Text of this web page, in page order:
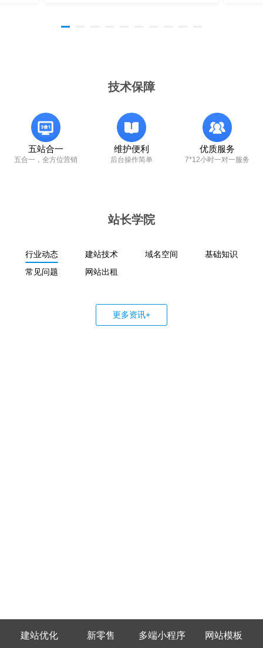
技术保障
五站合一
五合一，全方位营销
维护便利
后台操作简单
优质服务
7*12小时一对一服务
站长学院
行业动态 建站技术 域名空间
基础知识
常见问题
网站出租
更多资讯+
建站优化 新零售 多端小程序 网站模板